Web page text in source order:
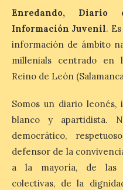
mes de noviembre, con […]
La Bañeza inicia
fiestas con el
cargo de Arturo
8 Ago 2026
El
Bañeza
Martínez
pregonero
Enredando,
Información Juvenil.
información de ámbito
millenials centrado en
Reino de León
Somos un diario leonés,
blanco y apartidista.
democrático,
defensor de la
a la mayoría, de las
colectivas, de la